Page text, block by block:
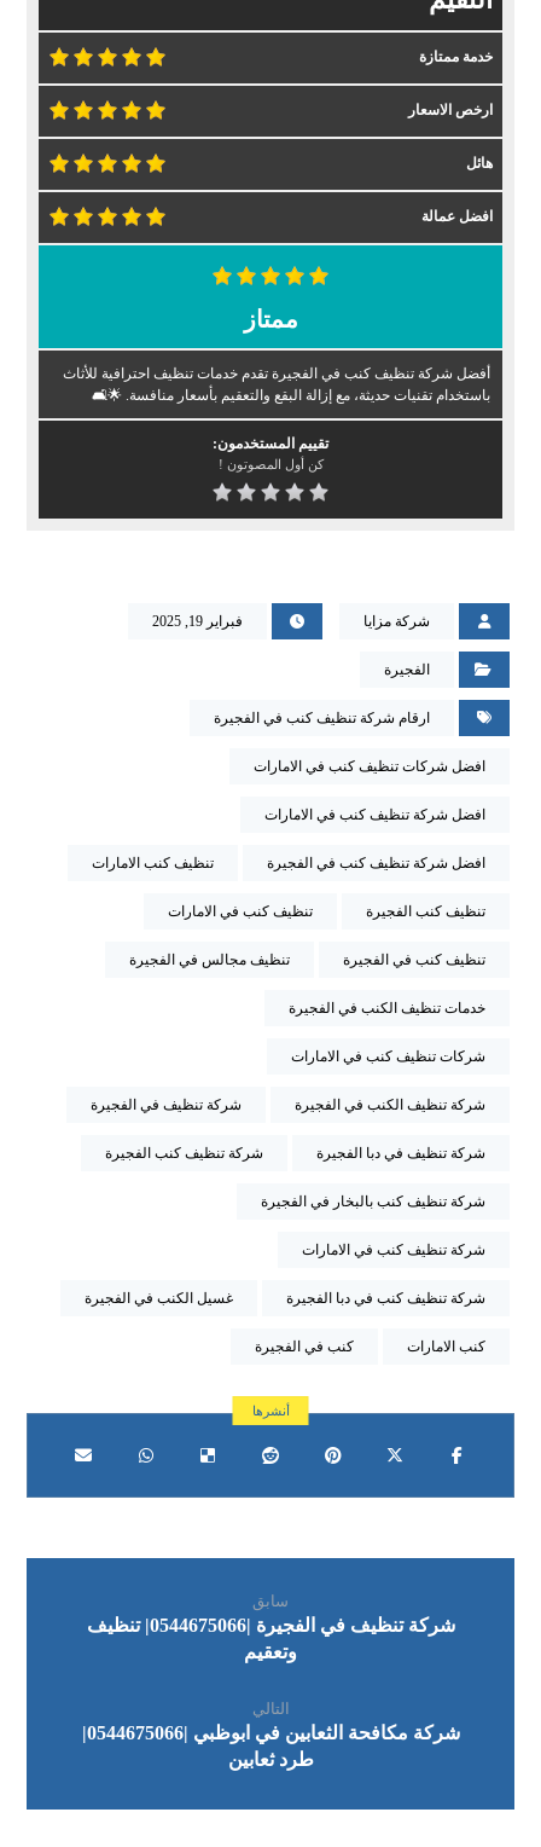
خدمة ممتازة
ارخص الاسعار
هائل
افضل عمالة
ممتاز
أفضل شركة تنظيف كنب في الفجيرة تقدم خدمات تنظيف احترافية للأثاث
باستخدام تقنيات حديثة، مع إزالة البقع والتعقيم بأسعار منافسة. 🌟🛋️
تقييم المستخدمون:
كن أول المصوتون !
شركة مزايا فبراير 19, 2025
الفجيرة
ارقام شركة تنظيف كنب في الفجيرة
افضل شركات تنظيف كنب في الامارات
افضل شركة تنظيف كنب في الامارات
افضل شركة تنظيف كنب في الفجيرة تنظيف كنب الامارات
تنظيف كنب الفجيرة تنظيف كنب في الامارات
تنظيف كنب في الفجيرة تنظيف مجالس في الفجيرة
خدمات تنظيف الكنب في الفجيرة
شركات تنظيف كنب في الامارات
شركة تنظيف الكنب في الفجيرة شركة تنظيف في الفجيرة
شركة تنظيف في دبا الفجيرة شركة تنظيف كنب الفجيرة
شركة تنظيف كنب بالبخار في الفجيرة
شركة تنظيف كنب في الامارات
شركة تنظيف كنب في دبا الفجيرة غسيل الكنب في الفجيرة
كنب الامارات كنب في الفجيرة
سابق
شركة تنظيف في الفجيرة |0544675066| تنظيف
وتعقيم
التالي
شركة مكافحة الثعابين في ابوظبي |0544675066|
طرد ثعابين